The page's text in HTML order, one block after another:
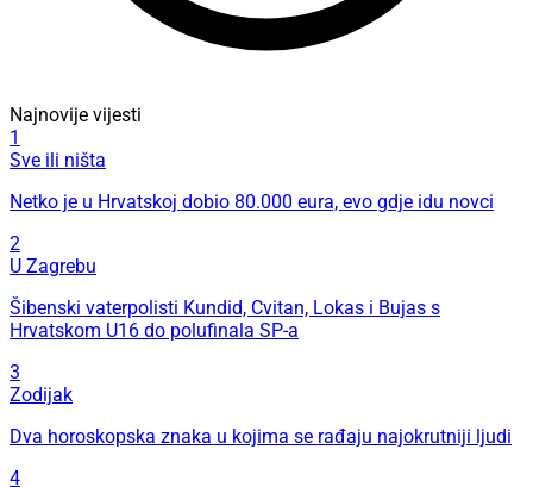
Najnovije vijesti
1
Sve ili ništa
Netko je u Hrvatskoj dobio 80.000 eura, evo gdje idu novci
2
U Zagrebu
Šibenski vaterpolisti Kundid, Cvitan, Lokas i Bujas s
Hrvatskom U16 do polufinala SP-a
3
Zodijak
Dva horoskopska znaka u kojima se rađaju najokrutniji ljudi
4